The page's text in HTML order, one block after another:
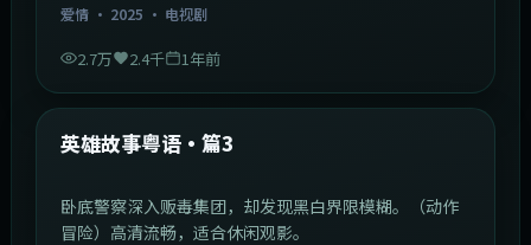
爱情· 2025 · 电视剧
2.7万 2.4千 1年前
最新
英雄故事粤语·篇3
卧底警察深入贩毒集团，却发现黑白界限模糊。（动作
冒险）高清流畅，适合休闲观影。